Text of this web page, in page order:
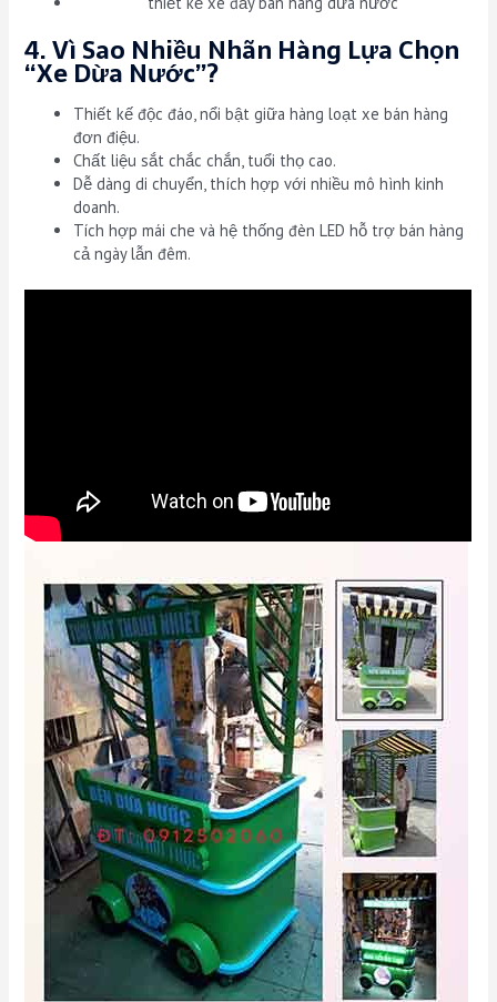
4. Vì Sao Nhiều Nhãn Hàng Lựa Chọn
“Xe Dừa Nước”?
Thiết kế độc đáo, nổi bật giữa hàng loạt xe bán hàng
đơn điệu.
Chất liệu sắt chắc chắn, tuổi thọ cao.
Dễ dàng di chuyển, thích hợp với nhiều mô hình kinh
doanh.
Tích hợp mái che và hệ thống đèn LED hỗ trợ bán hàng
cả ngày lẫn đêm.